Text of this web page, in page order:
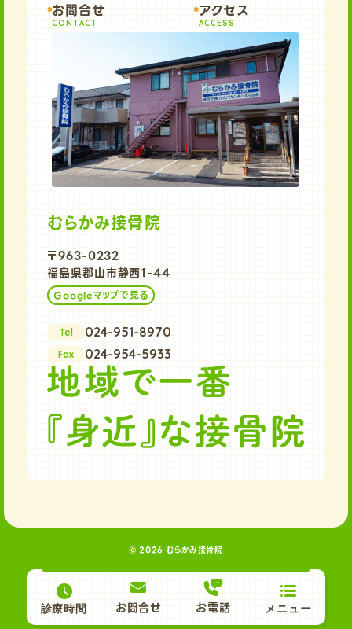
診療時間 お問合せ お電話 メニュー
お問合せ
CONTACT
アクセス
ACCESS
むらかみ接骨院
〒963-0232
福島県郡山市静西1-44
Googleマップで見る
Tel 024-951-8970
Fax 024-954-5933
© 2026 むらかみ接骨院